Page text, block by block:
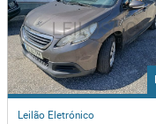
Leilão Eletrónico